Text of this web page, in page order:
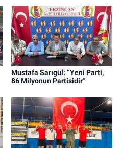
Mustafa Sarıgül: “Yeni Parti,
86 Milyonun Partisidir”